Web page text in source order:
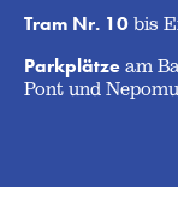
Tram Nr. 10 bis
Parkplätze am
Pont und